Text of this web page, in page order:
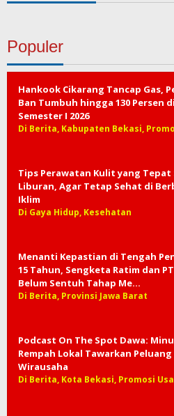
Populer
Hankook Cikarang Tancap Gas,
Ban Tumbuh hingga 130 Persen di
Semester I 2026
Di Berita, Kabupaten Bekasi,
Tips Perawatan Kulit yang Tepat
Liburan, Agar Tetap Sehat di
Iklim
Di Gaya Hidup, Kesehatan
Menanti Kepastian di Tengah
15 Tahun, Sengketa Ratim dan
Belum Sentuh Tahap Me…
Di Berita, Provinsi Jawa Barat
Podcast On The Spot Dawa:
Rempah Lokal Tawarkan
Wirausaha
Di Berita, Kota Bekasi, Promosi